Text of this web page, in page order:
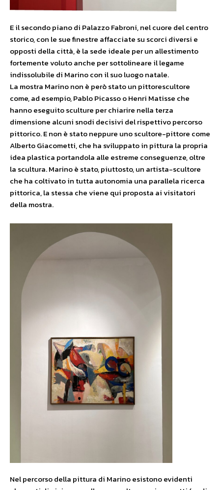
E il secondo piano di Palazzo Fabroni, nel cuore del centro
storico, con le sue finestre affacciate su scorci diversi e
opposti della città, è la sede ideale per un allestimento
fortemente voluto anche per sottolineare il legame
indissolubile di Marino con il suo luogo natale.
La mostra Marino non è però stato un pittorescultore
come, ad esempio, Pablo Picasso o Henri Matisse che
hanno eseguito sculture per chiarire nella terza
dimensione alcuni snodi decisivi del rispettivo percorso
pittorico. E non è stato neppure uno scultore-pittore come
Alberto Giacometti, che ha sviluppato in pittura la propria
idea plastica portandola alle estreme conseguenze, oltre
la scultura. Marino è stato, piuttosto, un artista-scultore
che ha coltivato in tutta autonomia una parallela ricerca
pittorica, la stessa che viene qui proposta ai visitatori
della mostra.
Nel percorso della pittura di Marino esistono evidenti